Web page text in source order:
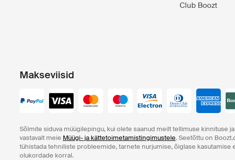
Club Boozt
Makseviisid
Sõlmite siduva müügilepingu, kui olete saanud meilt tellimuse kinnituse
vastavalt meie Müügi- ja kättetoimetamistingimustele. Seetõttu on
tühistada tehniliste probleemide, tarnete nurjumise, õiglase kasutamise
olukordade korral.